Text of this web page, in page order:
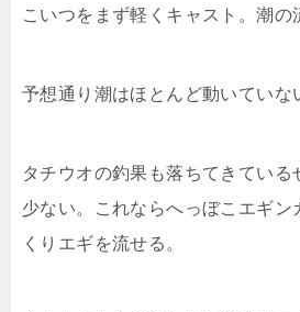
こいつをまず軽くキャスト。潮の
予想通り潮はほとんど動いていな
タチウオの釣果も落ちてきている
少ない。これならへっぼこエギン
くりエギを流せる。